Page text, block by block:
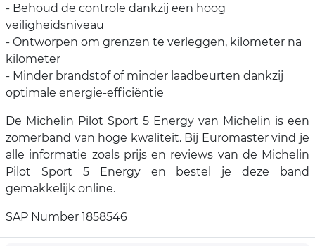
- Behoud de controle dankzij een hoog
veiligheidsniveau
- Ontworpen om grenzen te verleggen, kilometer na
kilometer
- Minder brandstof of minder laadbeurten dankzij
optimale energie-efficiëntie
De Michelin Pilot Sport 5 Energy van Michelin is een
zomerband van hoge kwaliteit. Bij Euromaster vind je
alle informatie zoals prijs en reviews van de Michelin
Pilot Sport 5 Energy en bestel je deze band
gemakkelijk online.
SAP Number 1858546